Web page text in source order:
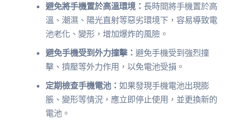
避免將手機置於高溫環境： 長時間將手機置於高
溫、潮濕、陽光直射等惡劣環境下，容易導致電
池老化、變形，增加爆炸的風險。
避免手機受到外力撞擊：避免手機受到強烈撞
擊、擠壓等外力作用，以免電池受損。
定期檢查手機電池：如果發現手機電池出現膨
脹、變形等情況，應立即停止使用，並更換新的
電池。